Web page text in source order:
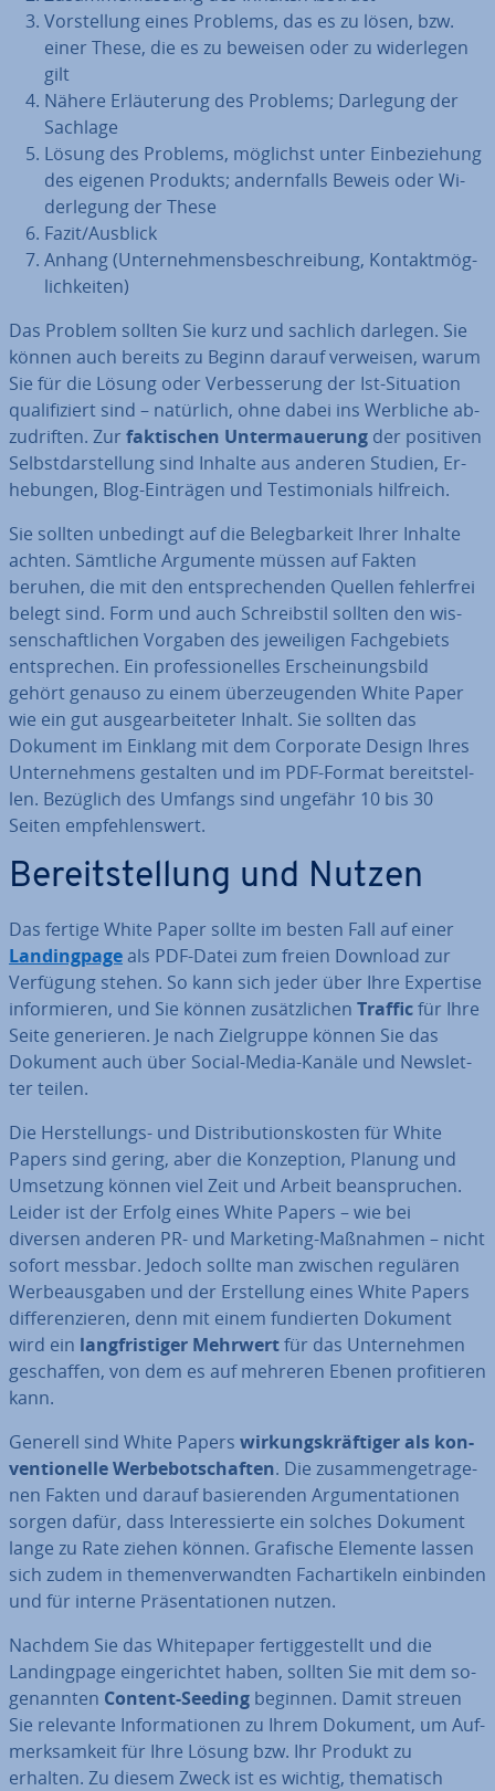
Vor­stel­lung eines Problems, das es zu lösen, bzw.
einer These, die es zu beweisen oder zu wi­der­le­gen
gilt
Nähere Er­läu­te­rung des Problems; Darlegung der
Sachlage
Lösung des Problems, möglichst unter Ein­be­zie­hung
des eigenen Produkts; an­dern­falls Beweis oder Wi­
der­le­gung der These
Fazit/Ausblick
Anhang (Un­ter­neh­mens­be­schrei­bung, Kon­takt­mög­
lich­kei­ten)
Das Problem sollten Sie kurz und sachlich darlegen. Sie
können auch bereits zu Beginn darauf verweisen, warum
Sie für die Lösung oder Ver­bes­se­rung der Ist-Situation
qua­li­fi­ziert sind – natürlich, ohne dabei ins Werbliche ab­
zu­drif­ten. Zur fak­ti­schen Un­ter­maue­rung der positiven
Selbst­dar­stel­lung sind Inhalte aus anderen Studien, Er­
he­bun­gen, Blog-Einträgen und Tes­ti­mo­ni­als hilfreich.
Sie sollten unbedingt auf die Be­leg­bar­keit Ihrer Inhalte
achten. Sämtliche Argumente müssen auf Fakten
beruhen, die mit den ent­spre­chen­den Quellen feh­ler­frei
belegt sind. Form und auch Schreib­stil sollten den wis­
sen­schaft­li­chen Vorgaben des je­wei­li­gen Fach­ge­biets
ent­spre­chen. Ein pro­fes­sio­nel­les Er­schei­nungs­bild
gehört genauso zu einem über­zeu­gen­den White Paper
wie ein gut aus­ge­ar­bei­te­ter Inhalt. Sie sollten das
Dokument im Einklang mit dem Corporate Design Ihres
Un­ter­neh­mens gestalten und im PDF-Format be­reit­stel­
len. Bezüglich des Umfangs sind ungefähr 10 bis 30
Seiten emp­feh­lens­wert.
Be­reit­stel­lung und Nutzen
Das fertige White Paper sollte im besten Fall auf einer
Landing­pa­geals PDF-Datei zum freien Download zur
Verfügung stehen. So kann sich jeder über Ihre Expertise
in­for­mie­ren, und Sie können zu­sätz­li­chen Trafficfür Ihre
Seite ge­ne­rie­ren. Je nach Ziel­grup­pe können Sie das
Dokument auch über Social-Media-Kanäle und News­let­
ter teilen.
Die Her­stel­lungs- und Dis­tri­bu­ti­ons­kos­ten für White
Papers sind gering, aber die Kon­zep­ti­on, Planung und
Umsetzung können viel Zeit und Arbeit be­an­spru­chen.
Leider ist der Erfolg eines White Papers – wie bei
diversen anderen PR- und Marketing-Maßnahmen – nicht
sofort messbar. Jedoch sollte man zwischen regulären
Wer­be­aus­ga­ben und der Er­stel­lung eines White Papers
dif­fe­ren­zie­ren, denn mit einem fun­dier­ten Dokument
wird ein lang­fris­ti­ger Mehrwertfür das Un­ter­neh­men
ge­schaf­fen, von dem es auf mehreren Ebenen pro­fi­tie­ren
kann.
Generell sind White Papers wir­kungs­kräf­ti­gerals kon­
ven­tio­nel­le Wer­be­bot­schaf­ten. Die zu­sam­men­ge­tra­ge­
nen Fakten und darauf ba­sie­ren­den Ar­gu­men­ta­tio­nen
sorgen dafür, dass In­ter­es­sier­te ein solches Dokument
lange zu Rate ziehen können. Grafische Elemente lassen
sich zudem in the­men­ver­wand­ten Fach­ar­ti­keln einbinden
und für interne Prä­sen­ta­tio­nen nutzen.
Nachdem Sie das White­pa­per fer­tig­ge­stellt und die
Landing­pa­ge ein­ge­rich­tet haben, sollten Sie mit dem so­
ge­nann­ten Content-Seeding beginnen. Damit streuen
Sie relevante In­for­ma­tio­nen zu Ihrem Dokument, um Auf­
merk­sam­keit für Ihre Lösung bzw. Ihr Produkt zu
erhalten. Zu diesem Zweck ist es wichtig, the­ma­tisch